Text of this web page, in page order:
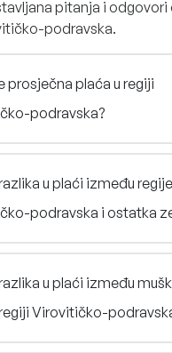
pitanja i odgovori
podravska.
prosječna plaća u regiji
podravska?
u plaći između regije
podravska i ostatka
u plaći između
Virovitičko-